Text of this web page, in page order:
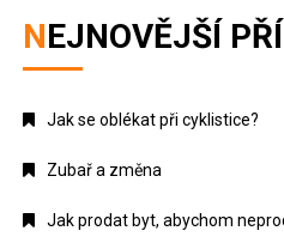
NEJNOVĚJŠÍ
Jak se oblékat při cyklistice?
Zubař a změna
Jak prodat byt, abychom